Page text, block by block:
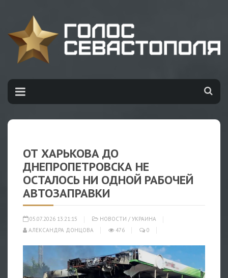
ОТ ХАРЬКОВА ДО
ДНЕПРОПЕТРОВСКА НЕ
ОСТАЛОСЬ НИ ОДНОЙ РАБОЧЕЙ
АВТОЗАПРАВКИ
05.07.2026 13:21:15 НОВОСТИ / УКРАИНА
АЛЕКСАНДРА ДОНЦОВА
476 0